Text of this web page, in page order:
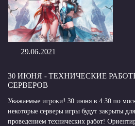
29.06.2021
30 ИЮНЯ - ТЕХНИЧЕСКИЕ
СЕРВЕРОВ
Уважаемые игроки! 30 июня в 4:30 по
некоторые серверы игры будут закрыты
проведением технических работ!